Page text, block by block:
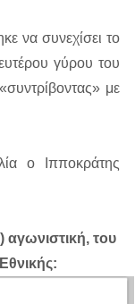
να συνεχίσει το
γύρου του
με
ο Ιπποκράτης
του